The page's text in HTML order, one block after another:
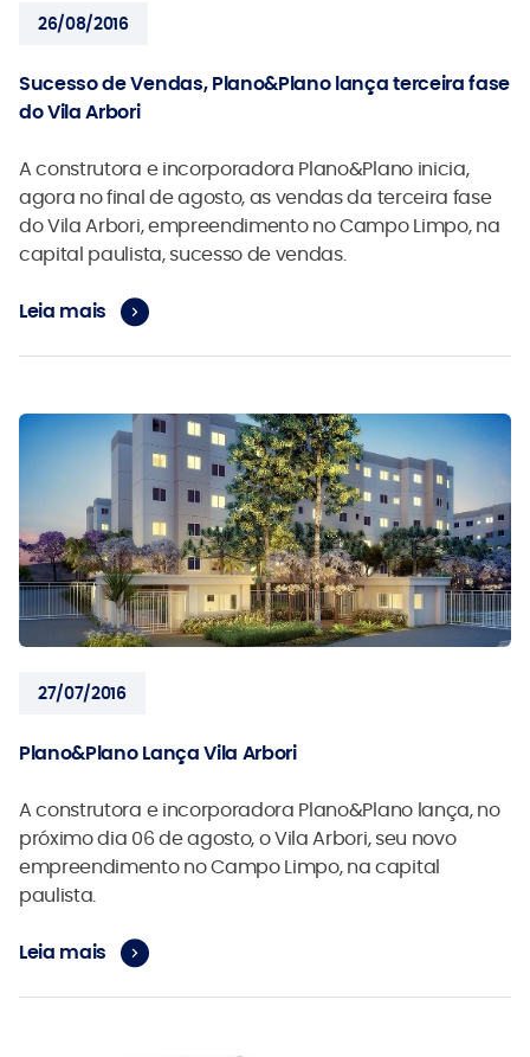
26/08/2016
Sucesso de Vendas, Plano&Plano lança terceira fase
do Vila Arbori
A construtora e incorporadora Plano&Plano inicia,
agora no final de agosto, as vendas da terceira fase
do Vila Arbori, empreendimento no Campo Limpo, na
capital paulista, sucesso de vendas.
Leia mais
27/07/2016
Plano&Plano Lança Vila Arbori
A construtora e incorporadora Plano&Plano lança, no
próximo dia 06 de agosto, o Vila Arbori, seu novo
empreendimento no Campo Limpo, na capital
paulista.
Leia mais